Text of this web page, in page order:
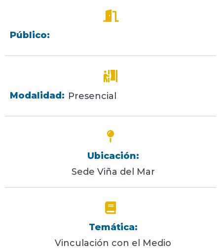
Público:
Modalidad: Presencial
Ubicación:
Sede Viña del Mar
Temática:
Vinculación con el Medio